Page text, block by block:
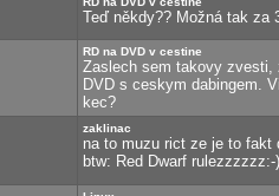
Teď někdy?? Možná tak za
RD na DVD v cestine
Zaslech sem takovy
DVD s ceskym dabingem.
kec?
zaklinac
na to muzu rict ze je to fakt
btw: Red Dwarf